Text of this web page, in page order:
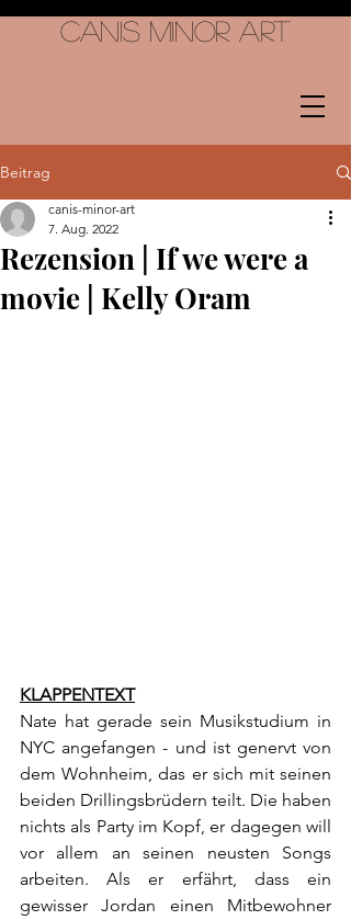
Canis Minor Art
Beitrag
Rezension | If we were a
movie | Kelly Oram
canis-minor-art
7. Aug. 2022
KLAPPENTEXT
Nate hat gerade sein Musikstudium in
NYC angefangen - und ist genervt von
dem Wohnheim, das er sich mit seinen
beiden Drillingsbrüdern teilt. Die haben
nichts als Party im Kopf, er dagegen will
vor allem an seinen neusten Songs
arbeiten. Als er erfährt, dass ein
gewisser Jordan einen Mitbewohner